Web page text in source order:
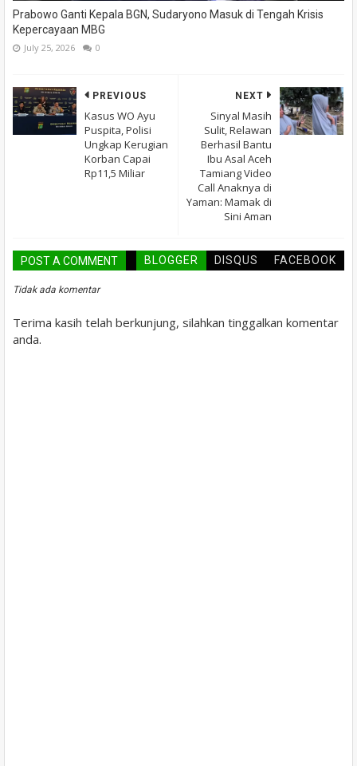
Prabowo Ganti Kepala BGN, Sudaryono Masuk di Tengah Krisis
Kepercayaan MBG
July 25, 2026 0
NEXT
Sinyal Masih
Sulit, Relawan
Berhasil Bantu
Ibu Asal Aceh
Tamiang Video
Call Anaknya di
Yaman: Mamak di
Sini Aman
PREVIOUS
Kasus WO Ayu
Puspita, Polisi
Ungkap Kerugian
Korban Capai
Rp11,5 Miliar
POST A COMMENT BLOGGER DISQUS FACEBOOK
Tidak ada komentar
Terima kasih telah berkunjung, silahkan tinggalkan komentar
anda.